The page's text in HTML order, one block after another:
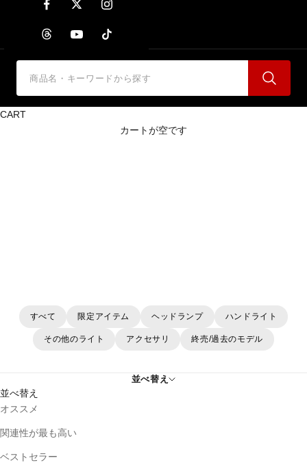
CART
カートが空です
すべて 限定アイテム ヘッドランプ ハンドライト
その他のライト アクセサリ 終売/過去のモデル
並べ替え
並べ替え
オススメ
関連性が最も高い
ベストセラー